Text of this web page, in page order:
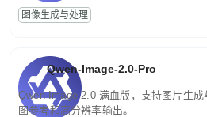
图像生成与处理
Qwen-Image-2.0-Pro
Qwen-Image-2.0 满血版，支持图片生
图参考和高分辨率输出。